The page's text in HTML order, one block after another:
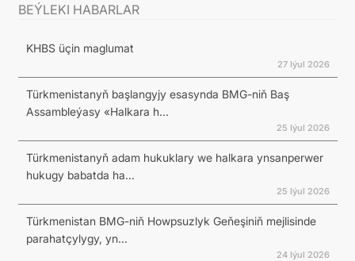
BEÝLEKI HABARLAR
KHBS üçin maglumat
27 Iýul 2026
Türkmenistanyň başlangyjy esasynda BMG-niň Baş
Assambleýasy «Halkara h...
25 Iýul 2026
Türkmenistanyň adam hukuklary we halkara ynsanperwer
hukugy babatda ha...
25 Iýul 2026
Türkmenistan BMG-niň Howpsuzlyk Geňeşiniň mejlisinde
parahatçylygy, yn...
24 Iýul 2026